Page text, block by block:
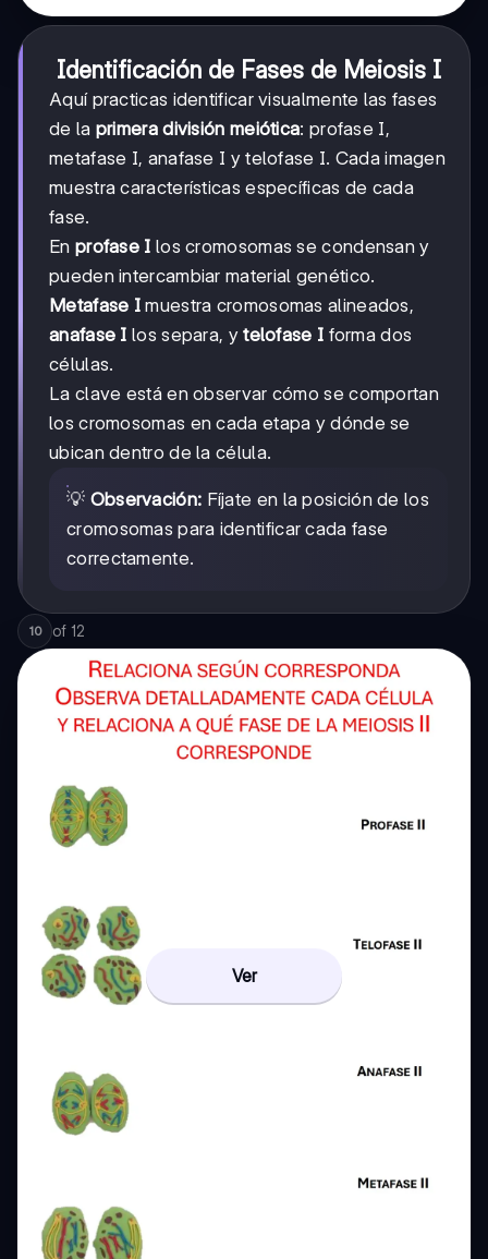
Identificación de Fases de Meiosis I
Aquí practicas identificar visualmente las fases
de la primera división meiótica: profase I,
metafase I, anafase I y telofase I. Cada imagen
muestra características específicas de cada
fase.
En profase I los cromosomas se condensan y
pueden intercambiar material genético.
Metafase I muestra cromosomas alineados,
anafase I los separa, ytelofase I forma dos
células.
La clave está en observar cómo se comportan
los cromosomas en cada etapa y dónde se
ubican dentro de la célula.
💡 Observación: Fíjate en la posición de los
cromosomas para identificar cada fase
correctamente.
10 of 12
Ver